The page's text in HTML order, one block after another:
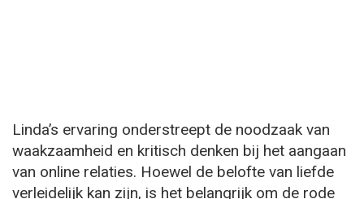
Linda’s ervaring onderstreept de noodzaak van
waakzaamheid en kritisch denken bij het aangaan
van online relaties. Hoewel de belofte van liefde
verleidelijk kan zijn, is het belangrijk om de rode